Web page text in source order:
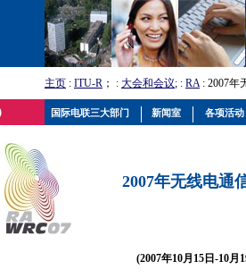
主页 : ITU-R ； : 大会和会议; : RA: 2007年
2007年无线电通
(2007年10月15日-10月
国际电联三大部门 新闻室 各项活动